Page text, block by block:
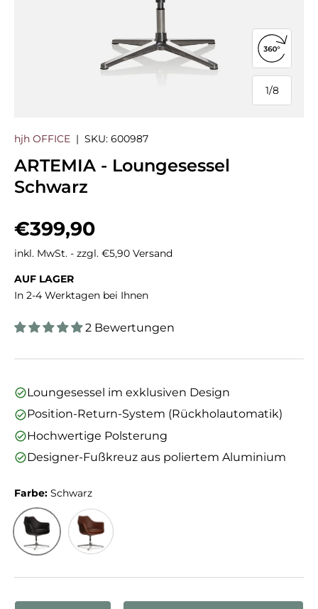
1/
von
8
360°-
hjh OFFICE | SKU: 600987
ARTEMIA - Loungesessel
Schwarz
Normaler Preis
€399,90
inkl. MwSt. - zzgl. €5,90 Versand
AUF LAGER
In 2-4 Werktagen bei Ihnen
2 Bewertungen
Loungesessel im exklusiven Design
Position-Return-System (Rückholautomatik)
Hochwertige Polsterung
Designer-Fußkreuz aus poliertem Aluminium
Farbe: Schwarz
Schwarz